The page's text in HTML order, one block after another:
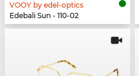
VOOY by edel-optics
Edebali Sun - 110-02